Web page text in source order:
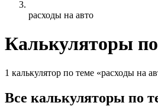
расходы на авто
Калькуляторы
1 калькулятор по теме «расходы на
Все калькуляторы по